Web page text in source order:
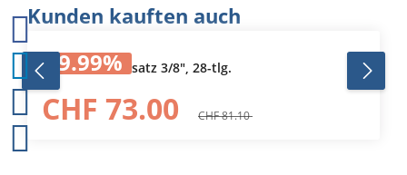
Produktgalerie überspringen
Kunden kauften auch
9.99%
Steckschlüsselsatz 3/8", 28-tlg.
CHF 73.00 CHF 81.10